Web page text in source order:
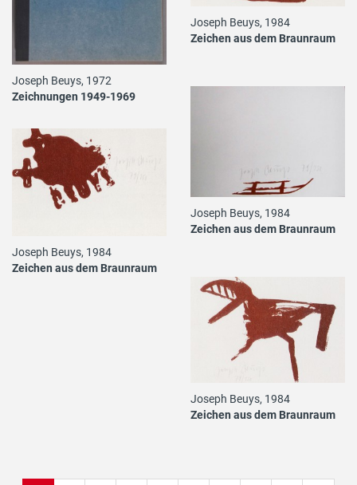
Joseph Beuys, 1972
Zeichnungen 1949-1969
Joseph Beuys, 1984
Zeichen aus dem Braunraum
Joseph Beuys, 1984
Zeichen aus dem Braunraum
Joseph Beuys, 1984
Zeichen aus dem Braunraum
Joseph Beuys, 1984
Zeichen aus dem Braunraum